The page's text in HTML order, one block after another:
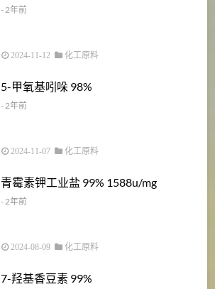
- 2年前
2024-11-12 化工原料
5-甲氧基吲哚 98%
- 2年前
2024-11-07 化工原料
青霉素钾工业盐 99% 1588u/mg
- 2年前
2024-08-09 化工原料
7-羟基香豆素 99%